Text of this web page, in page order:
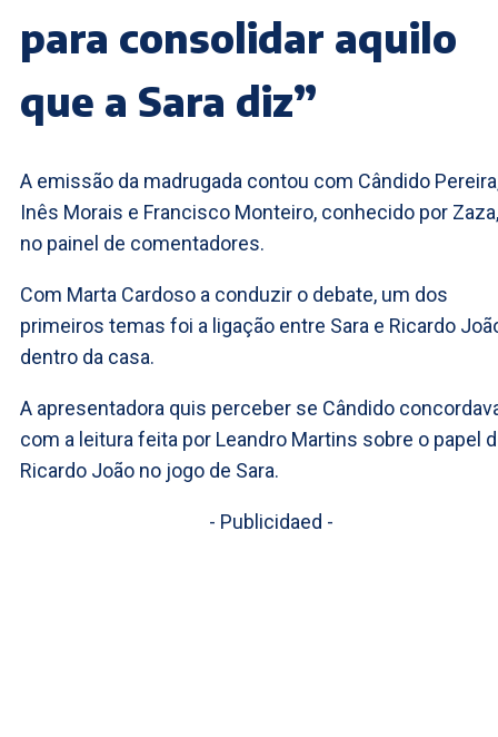
para consolidar aquilo
que a Sara diz”
A emissão da madrugada contou com Cândido
Inês Morais e Francisco Monteiro, conhecido por Zaza,
no painel de comentadores.
Com Marta Cardoso a conduzir o debate, um dos
primeiros temas foi a ligação entre Sara e Ricardo
dentro da casa.
A apresentadora quis perceber se Cândido
com a leitura feita por Leandro Martins sobre o papel
Ricardo João no jogo de Sara.
- Publicidaed -